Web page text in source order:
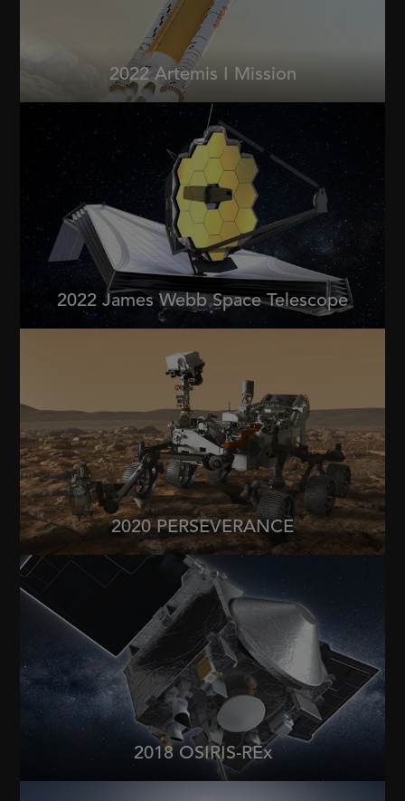
2022 Artemis I Mission
2022 James Webb Space Telescope
2020 PERSEVERANCE
2018 OSIRIS-REx